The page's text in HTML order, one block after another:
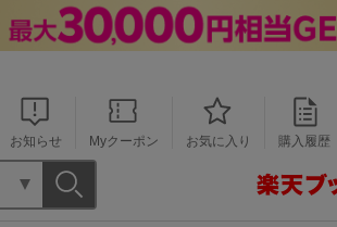
お知らせ Myクーポン お気に入り 購入履歴